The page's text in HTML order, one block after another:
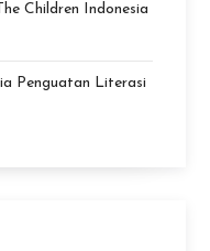
Children Indonesia
Penguatan Literasi